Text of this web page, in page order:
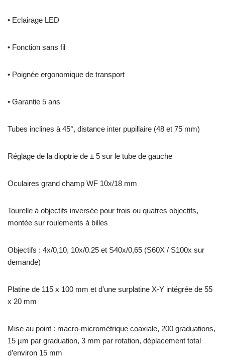
• Eclairage LED
• Fonction sans fil
• Poignée ergonomique de transport
• Garantie 5 ans
Tubes inclines à 45°, distance inter pupillaire (48 et 75 mm)
Réglage de la dioptrie de ± 5 sur le tube de gauche
Oculaires grand champ WF 10x/18 mm
Tourelle à objectifs inversée pour trois ou quatres objectifs,
montée sur roulements à billes
Objectifs : 4x/0,10, 10x/0.25 et S40x/0,65 (S60X / S100x sur
demande)
Platine de 115 x 100 mm et d’une surplatine X-Y intégrée de 55
x 20 mm
Mise au point : macro-micrométrique coaxiale, 200 graduations,
15 µm par graduation, 3 mm par rotation, déplacement total
d’environ 15 mm